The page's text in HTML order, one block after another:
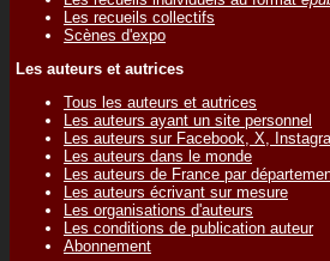
Les recueils collectifs
Scènes d'expo
Les auteurs et autrices
Tous les auteurs et autrices
Les auteurs ayant un site personnel
Les auteurs sur Facebook, X,
Les auteurs dans le monde
Les auteurs de France par
Les auteurs écrivant sur mesure
Les organisations d'auteurs
Les conditions de publication auteur
Abonnement